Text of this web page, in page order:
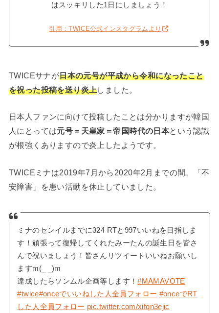
はスッキリした1日にしましょう！
引用：TWICE公式インスタグラムより
TWICEサナが日本の元号が平成から令和になったこと
を祝った投稿を送り炎上しました。
日本人ファンに向けて投稿したことは分かりますが韓国
人にとっては元号＝天皇家＝帝国時代の日本という認識
が根強くありますので炎上したようです。
TWICEミナは2019年7月から2020年2月までの間、「不
安障害」を患い活動を休止していました。
ミナのセンイルまでに324 RTと997いいねを目指しま
す！頑張って復帰してくれたみーたんの誕生日を皆さ
んで祝いましょう！皆さんリツイートいいねお願いし
ますm(_ _)m
達成したらソンムル企画等します！#MAMAVOTE
#twice#onceでいいねした人全員フォロー #onceでRT
した人全員フォロー pic.twitter.com/xifqn3ejic